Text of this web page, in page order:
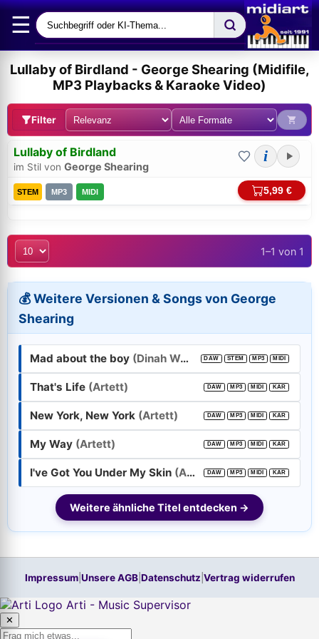
☰
Lullaby of Birdland - George Shearing (Midifile,
MP3 Playbacks & Karaoke Video)
Filter
Lullaby of Birdland
im Stil von George Shearing
i
STEM MP3 MIDI 5,99 €
1–1 von 1
💰 Weitere Versionen & Songs von George
Shearing
Mad about the boy (Dinah Washington) DAW STEM MP3 MIDI
That's Life (Artett) DAW MP3 MIDI KAR
New York, New York (Artett) DAW MP3 MIDI KAR
My Way (Artett) DAW MP3 MIDI KAR
I've Got You Under My Skin (Artett) DAW MP3 MIDI KAR
Weitere ähnliche Titel entdecken →
Impressum| Unsere AGB| Datenschutz Vertrag widerrufen
Arti - Music Supervisor
✕
Bei midi.de anmelden
Sicherer Login für Ihre Bestellungen & Downloads
E-Mail-Adresse:
Passwort:
Weiter
Trage bitte vorher Deine E-Mail-Adresse in das Feld oben ein.
Hilfe, ich habe meinPasswortvergessen!
Neu hier? Jetzt kostenloses Konto anlegen